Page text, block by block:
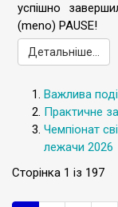
успішно
(meno) PAUSE!
Детальніше...
Важлива
Практичне
Чемпіонат
лежачи 2026
Сторінка 1 із 197